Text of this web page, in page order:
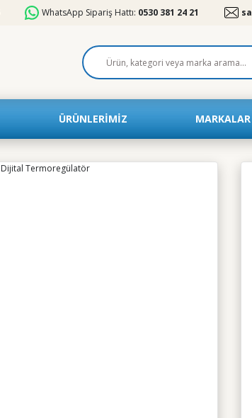
WhatsApp Sipariş Hattı: 0530 381 24 21
ÜRÜNLERİMİZ MARKALAR